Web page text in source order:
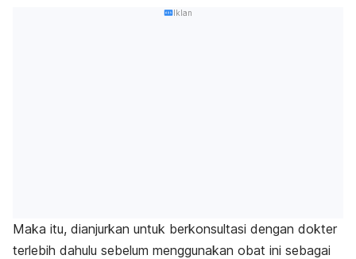
Iklan
Maka itu, dianjurkan untuk berkonsultasi dengan dokter
terlebih dahulu sebelum menggunakan obat ini sebagai